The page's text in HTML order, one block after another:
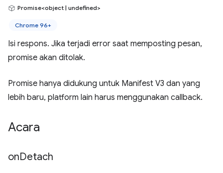
Promise<object | undefined>
Chrome 96+
Isi respons. Jika terjadi error saat memposting pesan,
promise akan ditolak.
Promise hanya didukung untuk Manifest V3 dan yang
lebih baru, platform lain harus menggunakan callback.
Acara
onDetach